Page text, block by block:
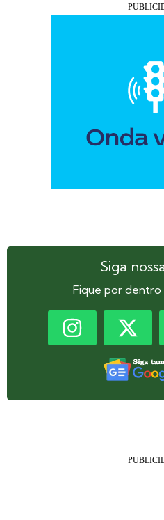
Siga
Fique por dentro